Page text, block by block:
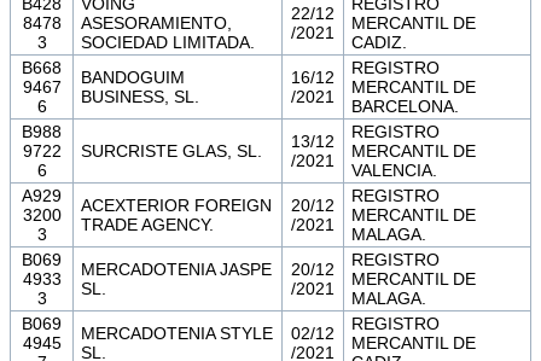
8478
3
ASESORAMIENTO,
SOCIEDAD LIMITADA.
22/12
/2021
MERCANTIL DE
CADIZ.
B668
9467
6
BANDOGUIM
BUSINESS, SL.
16/12
/2021
REGISTRO
MERCANTIL DE
BARCELONA.
B988
9722
6
SURCRISTE GLAS, SL.
13/12
/2021
REGISTRO
MERCANTIL DE
VALENCIA.
A929
3200
3
ACEXTERIOR FOREIGN
TRADE AGENCY.
20/12
/2021
REGISTRO
MERCANTIL DE
MALAGA.
B069
4933
3
MERCADOTENIA JASPE
SL.
20/12
/2021
REGISTRO
MERCANTIL DE
MALAGA.
B069
4945
MERCADOTENIA STYLE
SL.
02/12
/2021
REGISTRO
MERCANTIL DE